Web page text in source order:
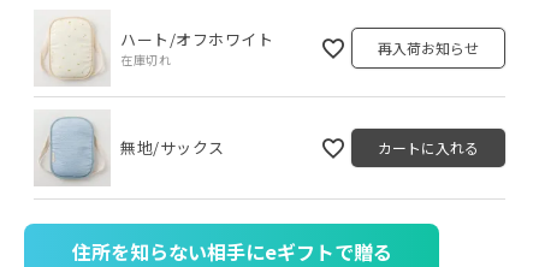
ハート/オフホワイト
在庫切れ
再入荷お知らせ
無地/サックス カートに入れる
住所を知らない相手にeギフトで贈る